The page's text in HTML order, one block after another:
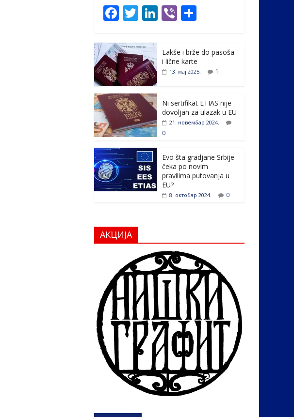
F
e
b
o
o
k
T
itt
er
Li
e
dI
Vi
er ar
e
Lakše i brže do pasoša
i lične karte
13. мај 2025. 1
Ni sertifikat ETIAS nije
dovoljan za ulazak u EU
21. новембар 2024.
0
Evo šta gradjane Srbije
čeka po novim
pravilima putovanja u
EU?
8. октобар 2024. 0
АКЦИЈА